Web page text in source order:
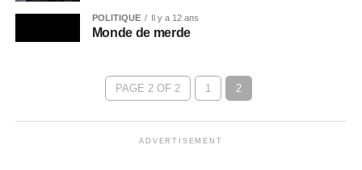
POLITIQUE Il y a 12 ans
Monde de merde
PAGE 2 OF 2 1 2
ADVERTISEMENT